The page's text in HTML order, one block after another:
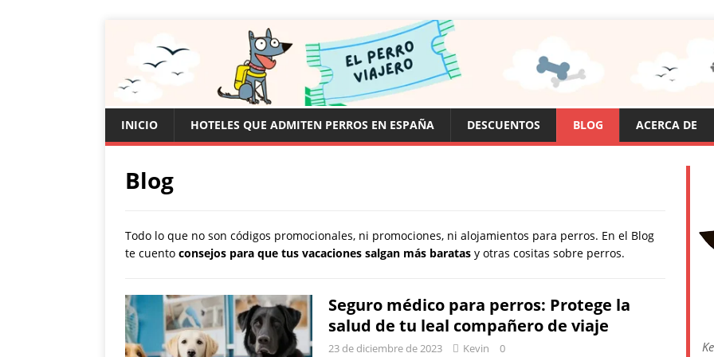
INICIO HOTELES QUE ADMITEN PERROS EN ESPAÑA DESCUENTOS BLOG ACERCA DE
Blog
Todo lo que no son códigos promocionales, ni promociones, ni alojamientos para perros. En el Blog
te cuento consejos para que tus vacaciones salgan más baratas y otras cositas sobre perros.
Seguro médico para perros: Protege la
salud de tu leal compañero de viaje
23 de diciembre de 2023 Kevin 0